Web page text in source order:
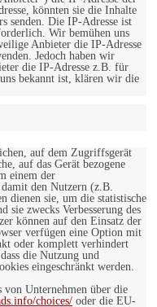
könnten sie die Inhalte
senden. Die IP-Adresse ist
Wir bemühen uns
Anbieter die IP-Adresse
Jedoch haben wir
die IP-Adresse z.B. für
bekannt ist, klären wir die
auf dem Zugriffsgerät
auf das Gerät bezogene
einem der
den Nutzern (z.B.
dienen sie, um die statistische
sie zwecks Verbesserung des
können auf den Einsatz der
verfügen eine Option mit
oder komplett verhindert
die Nutzung und
eingeschränkt werden.
Unternehmen über die
choices/ oder die EU-